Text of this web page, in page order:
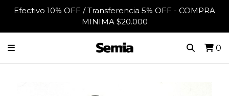
Efectivo 10% OFF / Transferencia 5% OFF - COMPRA
MINIMA $20.000
0